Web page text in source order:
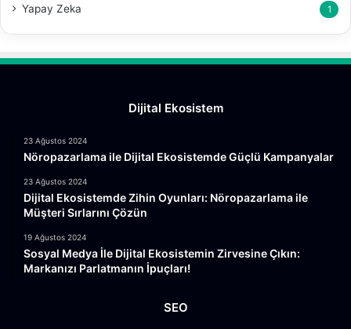
Yapay Zeka 1
Dijital Ekosistem
23 Ağustos 2024
Nöropazarlama ile Dijital Ekosistemde Güçlü Kampanyalar
23 Ağustos 2024
Dijital Ekosistemde Zihin Oyunları: Nöropazarlama ile
Müşteri Sırlarını Çözün
19 Ağustos 2024
Sosyal Medya İle Dijital Ekosistemin Zirvesine Çıkın:
Markanızı Parlatmanın İpuçları!
SEO